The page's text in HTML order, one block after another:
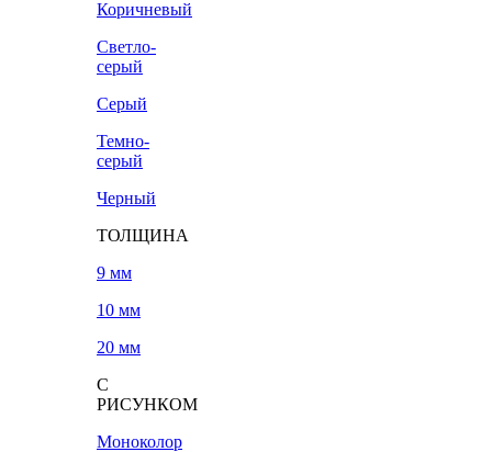
Коричневый
Светло-
серый
Серый
Темно-
серый
Черный
ТОЛЩИНА
9 мм
10 мм
20 мм
С
РИСУНКОМ
Моноколор